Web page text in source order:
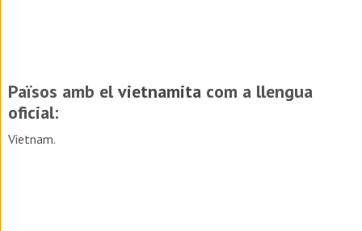
Països amb el vietnamita com a llengua
oficial:
Vietnam.